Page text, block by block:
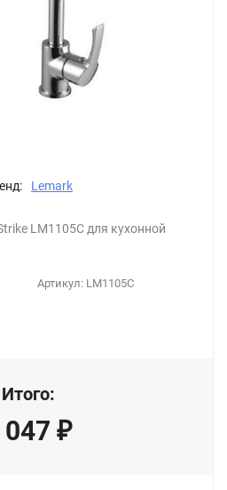
Lemark
LM1105C для кухонной
Артикул: LM1105C
Итого:
047 ₽